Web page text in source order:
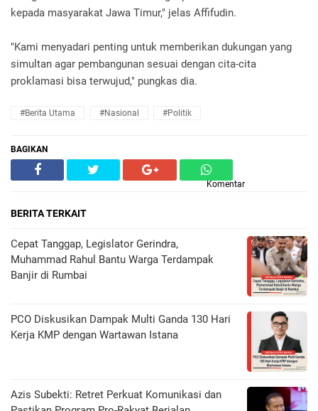
kepada masyarakat Jawa Timur," jelas Affifudin.
"Kami menyadari penting untuk memberikan dukungan yang
simultan agar pembangunan sesuai dengan cita-cita
proklamasi bisa terwujud," pungkas dia.
#Berita Utama #Nasional #Politik
BAGIKAN
Komentar
BERITA TERKAIT
Cepat Tanggap, Legislator Gerindra,
Muhammad Rahul Bantu Warga Terdampak
Banjir di Rumbai
PCO Diskusikan Dampak Multi Ganda 130 Hari
Kerja KMP dengan Wartawan Istana
Azis Subekti: Retret Perkuat Komunikasi dan